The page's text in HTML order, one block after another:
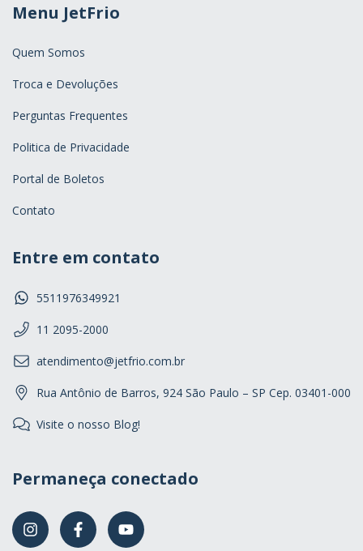
Menu JetFrio
Quem Somos
Troca e Devoluções
Perguntas Frequentes
Politica de Privacidade
Portal de Boletos
Contato
Entre em contato
5511976349921
11 2095-2000
atendimento@jetfrio.com.br
Rua Antônio de Barros, 924 São Paulo – SP Cep. 03401-000
Visite o nosso Blog!
Permaneça conectado